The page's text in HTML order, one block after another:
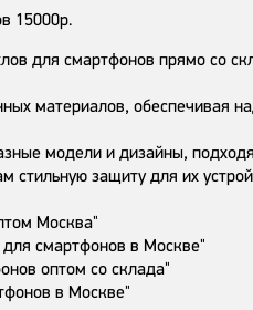
15000р.
для смартфонов прямо со
материалов, обеспечивая
модели и дизайны,
стильную защиту для их
Москва"
смартфонов в Москве"
оптом со склада"
в Москве"